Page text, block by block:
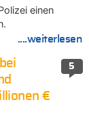
einen
....weiterlesen
5
€